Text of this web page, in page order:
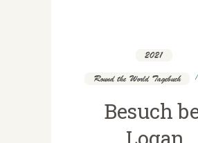
2021
Round the World Tagebuch
Besuch